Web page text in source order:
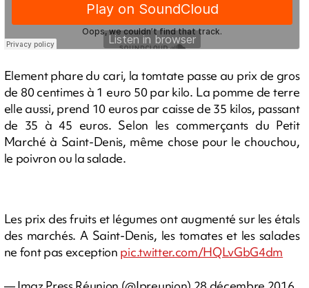
Element phare du cari, la tomtate passe au prix de gros
de 80 centimes à 1 euro 50 par kilo. La pomme de terre
elle aussi, prend 10 euros par caisse de 35 kilos, passant
de 35 à 45 euros. Selon les commerçants du Petit
Marché à Saint-Denis, même chose pour le chouchou,
le poivron ou la salade.
Les prix des fruits et légumes ont augmenté sur les étals
des marchés. A Saint-Denis, les tomates et les salades
ne font pas exception pic.twitter.com/HQLvGbG4dm